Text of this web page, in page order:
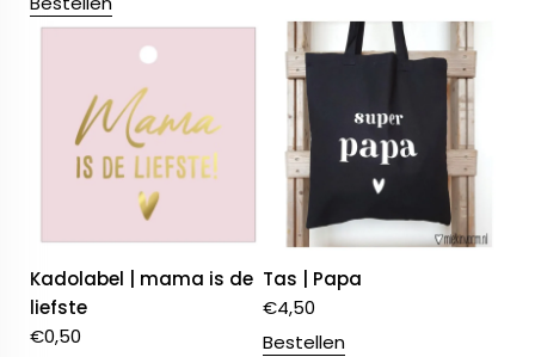
Kadolabel | mama is de
liefste
€0,50
Tas | Papa
€4,50
Bestellen